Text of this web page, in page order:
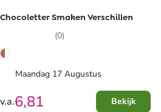
Chocoletter Smaken Verschillen
(0)
Maandag 17 Augustus
v.a.6,81 Bekijk